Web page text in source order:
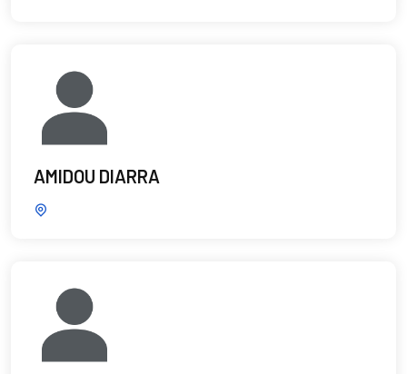
AMIDOU DIARRA